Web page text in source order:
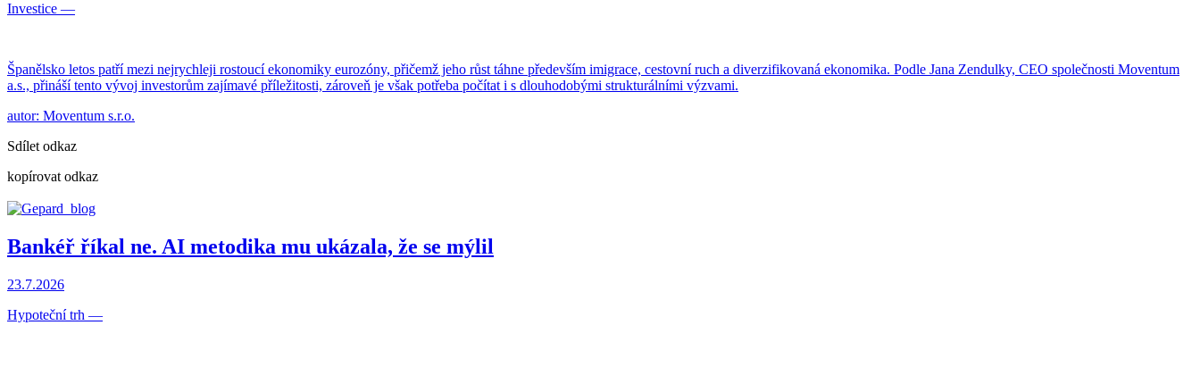
Investice —
Španělsko letos patří mezi nejrychleji rostoucí ekonomiky eurozóny, přičemž jeho růst táhne především imigrace, cestovní ruch a diverzifikovaná ekonomika. Podle Jana Zendulky, CEO společnosti Moventum
a.s., přináší tento vývoj investorům zajímavé příležitosti, zároveň je však potřeba počítat i s dlouhodobými strukturálními výzvami.
autor: Moventum s.r.o.
Sdílet odkaz
kopírovat odkaz
Bankéř říkal ne. AI metodika mu ukázala, že se mýlil
23.7.2026
Hypoteční trh —